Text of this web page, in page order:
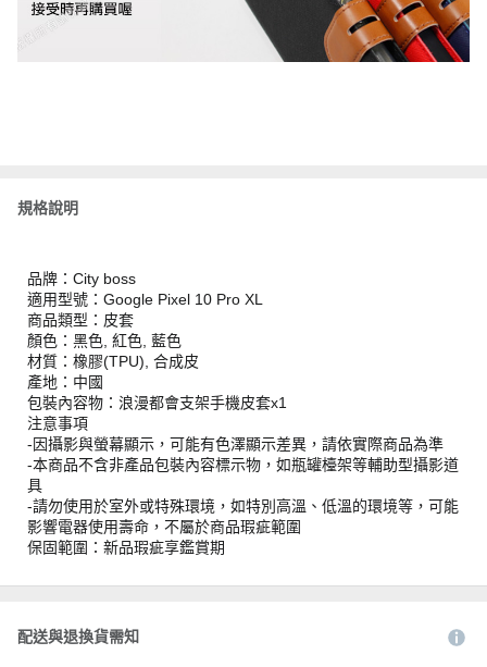
規格說明
品牌：City boss
適用型號：Google Pixel 10 Pro XL
商品類型：皮套
顏色：黑色, 紅色, 藍色
材質：橡膠(TPU), 合成皮
產地：中國
包裝內容物：浪漫都會支架手機皮套x1
注意事項
-因攝影與螢幕顯示，可能有色澤顯示差異，請依實際商品為準
-本商品不含非產品包裝內容標示物，如瓶罐檯架等輔助型攝影道
具
-請勿使用於室外或特殊環境，如特別高溫、低溫的環境等，可能
影響電器使用壽命，不屬於商品瑕疵範圍
保固範圍：新品瑕疵享鑑賞期
配送與退換貨需知